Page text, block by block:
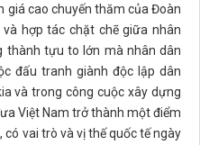
giá cao chuyến thăm của Đoàn
hợp tác chặt chẽ giữa nhân
thành tựu to lớn mà nhân dân
đấu tranh giành độc lập dân
và trong công cuộc xây dựng
Việt Nam trở thành một điểm
vai trò và vị thế quốc tế ngày